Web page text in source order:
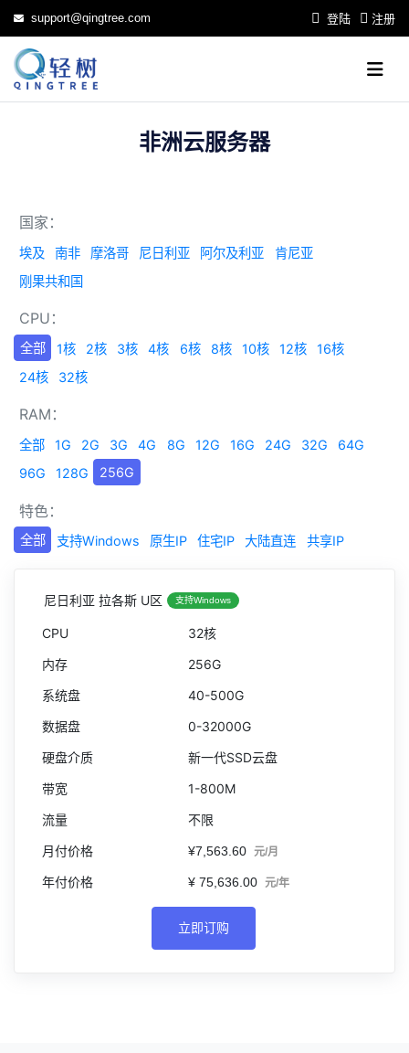
support@qingtree.com 登陆 注册
非洲云服务器
国家：
埃及 南非 摩洛哥 尼日利亚 阿尔及利亚
肯尼亚
刚果共和国
CPU：
全部 1核 2核 3核 4核 6核 8核 10核 12核
16核
24核
32核
RAM：
全部 1G 2G 3G 4G 8G 12G 16G 24G 32G
64G
96G
128G 256G
特色：
全部 支持Windows 原生IP 住宅IP 大陆直连 共享IP
尼日利亚 拉各斯 U区 支持Windows
32核
256G
40-500G
0-32000G
新一代SSD云盘
1-800M
不限
¥7,563.60 元/月
¥ 75,636.00 元/年
立即订购